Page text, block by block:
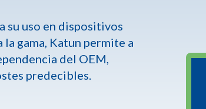
su uso en dispositivos
gama, Katun permite a
del OEM,
predecibles.